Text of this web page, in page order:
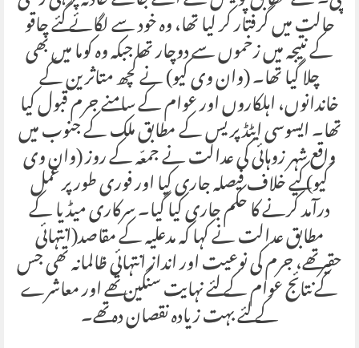
حالت میں گرفتار کر لیا تھا، وہ خود سے لگائے گئے چاقو
کے نتیجہ میں زخموں سے دوچار تھا جبکہ وہ کوما میں بھی
چلا گیا تھا۔ (وان وی کیو) نے کچھ متاثرین کے
خاندانوں، اہلکاروں اور عوام کے سامنے جرم قبول کیا
تھا۔ ایسوسی ایٹڈ پریس کے مطابق ملک کے جنوب میں
واقع شہر زوہائی کی عدالت نے جمعّہ کے روز (وان وی
کیو) کیے خلاف فیصلہ جاری کیا اور فوری طور پر عمل
درآمد کرنے کا حکم جاری کیا گیا۔ سرکاری میڈیا کے
مطابق عدالت نے کہا کہ مدعلیہ کے مقاصد(انتہائی
حقیرتھے، جرم کی نوعیت اور انداز انتہائی ظالمانہ تھی جس
کے نتائج عوام کے لئے نہایت سنگین تھے اور معاشرے
کے لئے بہت زیادہ نقصان دہ تھے۔